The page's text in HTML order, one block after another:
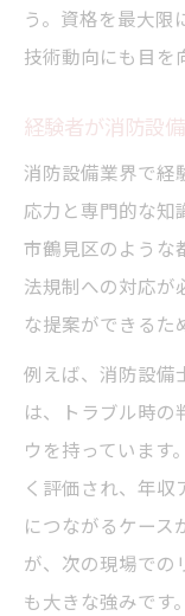
う。資格を最大限
技術動向にも目を
経験者が消防設
消防設備業界で経
応力と専門的な知
市鶴見区のような
法規制への対応が
な提案ができるた
例えば、消防設備
は、トラブル時の
ウを持っています
く評価され、年
につながるケース
が、次の現場での
も大きな強みです。